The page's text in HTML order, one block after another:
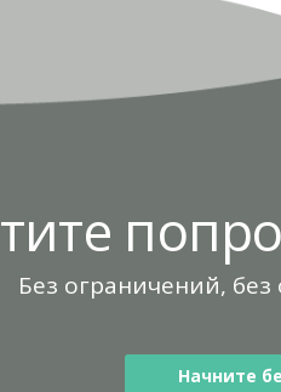
Без ограничений, без
Начните